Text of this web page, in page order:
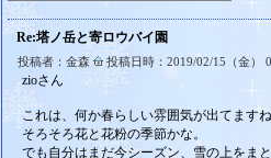
Re:塔ノ岳と寄ロウバイ園
投稿者：金森 投稿日時：2019/02/15（金）
zioさん
これは、何か春らしい雰囲気が出てますね
そろそろ花と花粉の季節かな。
でも自分はまだ今シーズン、雪の上をま